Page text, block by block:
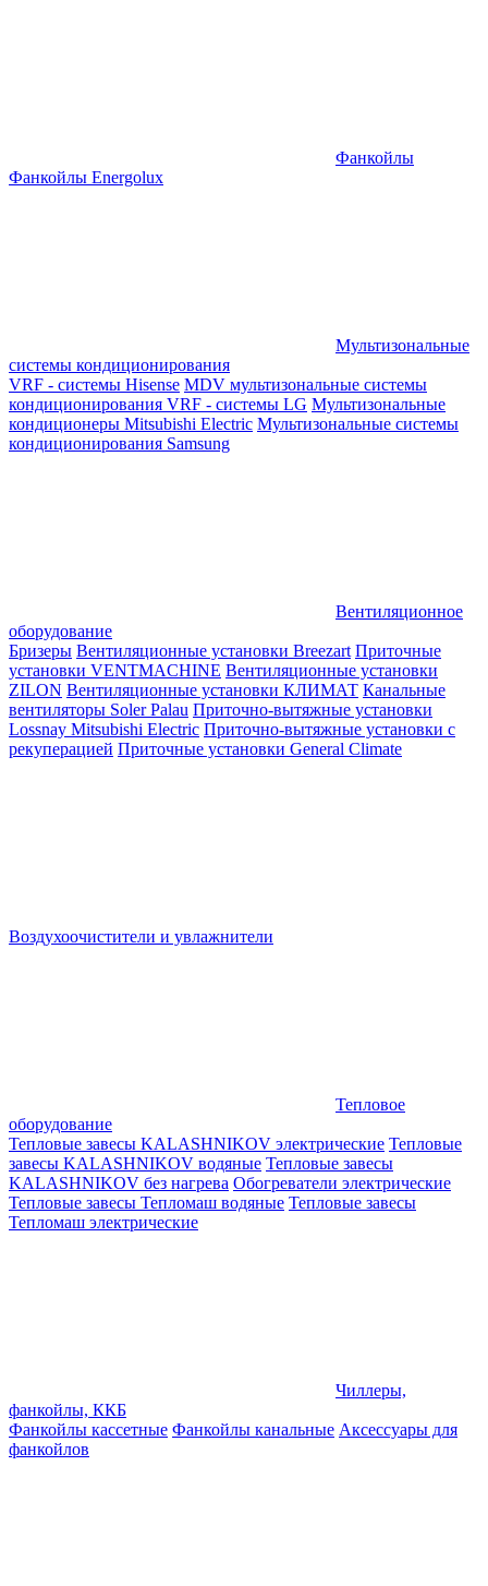
Фанкойлы
Фанкойлы Energolux
Мультизональные
системы кондиционирования
VRF - системы Hisense MDV мультизональные системы
кондиционирования VRF - системы LG Мультизональные
кондиционеры Mitsubishi Electric Мультизональные системы
кондиционирования Samsung
Вентиляционное
оборудование
Бризеры Вентиляционные установки Breezart Приточные
установки VENTMACHINE Вентиляционные установки
ZILON Вентиляционные установки КЛИМАТ Канальные
вентиляторы Soler Palau Приточно-вытяжные установки
Lossnay Mitsubishi Electric Приточно-вытяжные установки с
рекуперацией Приточные установки General Climate
Воздухоочистители и увлажнители
Тепловое
оборудование
Тепловые завесы KALASHNIKOV электрические Тепловые
завесы KALASHNIKOV водяные Тепловые завесы
KALASHNIKOV без нагрева Обогреватели электрические
Тепловые завесы Тепломаш водяные Тепловые завесы
Тепломаш электрические
Чиллеры,
фанкойлы, ККБ
Фанкойлы кассетные Фанкойлы канальные Аксессуары для
фанкойлов